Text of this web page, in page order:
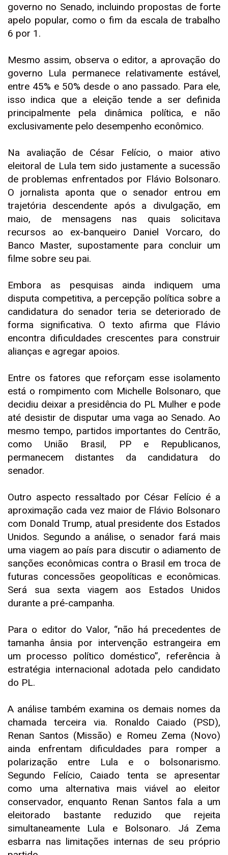
governo no Senado, incluindo propostas de forte
apelo popular, como o fim da escala de trabalho
6 por 1.
Mesmo assim, observa o editor, a aprovação do
governo Lula permanece relativamente estável,
entre 45% e 50% desde o ano passado. Para ele,
isso indica que a eleição tende a ser definida
principalmente pela dinâmica política, e não
exclusivamente pelo desempenho econômico.
Na avaliação de César Felício, o maior ativo
eleitoral de Lula tem sido justamente a sucessão
de problemas enfrentados por Flávio Bolsonaro.
O jornalista aponta que o senador entrou em
trajetória descendente após a divulgação, em
maio, de mensagens nas quais solicitava
recursos ao ex-banqueiro Daniel Vorcaro, do
Banco Master, supostamente para concluir um
filme sobre seu pai.
Embora as pesquisas ainda indiquem uma
disputa competitiva, a percepção política sobre a
candidatura do senador teria se deteriorado de
forma significativa. O texto afirma que Flávio
encontra dificuldades crescentes para construir
alianças e agregar apoios.
Entre os fatores que reforçam esse isolamento
está o rompimento com Michelle Bolsonaro, que
decidiu deixar a presidência do PL Mulher e pode
até desistir de disputar uma vaga ao Senado. Ao
mesmo tempo, partidos importantes do Centrão,
como União Brasil, PP e Republicanos,
permanecem distantes da candidatura do
senador.
Outro aspecto ressaltado por César Felício é a
aproximação cada vez maior de Flávio Bolsonaro
com Donald Trump, atual presidente dos Estados
Unidos. Segundo a análise, o senador fará mais
uma viagem ao país para discutir o adiamento de
sanções econômicas contra o Brasil em troca de
futuras concessões geopolíticas e econômicas.
Será sua sexta viagem aos Estados Unidos
durante a pré-campanha.
Para o editor do Valor, “não há precedentes de
tamanha ânsia por intervenção estrangeira em
um processo político doméstico”, referência à
estratégia internacional adotada pelo candidato
do PL.
A análise também examina os demais nomes da
chamada terceira via. Ronaldo Caiado (PSD),
Renan Santos (Missão) e Romeu Zema (Novo)
ainda enfrentam dificuldades para romper a
polarização entre Lula e o bolsonarismo.
Segundo Felício, Caiado tenta se apresentar
como uma alternativa mais viável ao eleitor
conservador, enquanto Renan Santos fala a um
eleitorado bastante reduzido que rejeita
simultaneamente Lula e Bolsonaro. Já Zema
esbarra nas limitações internas de seu próprio